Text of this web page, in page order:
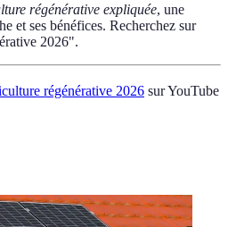
régénérative expliquée, une
et ses bénéfices. Recherchez sur
2026".
régénérative 2026 sur YouTube